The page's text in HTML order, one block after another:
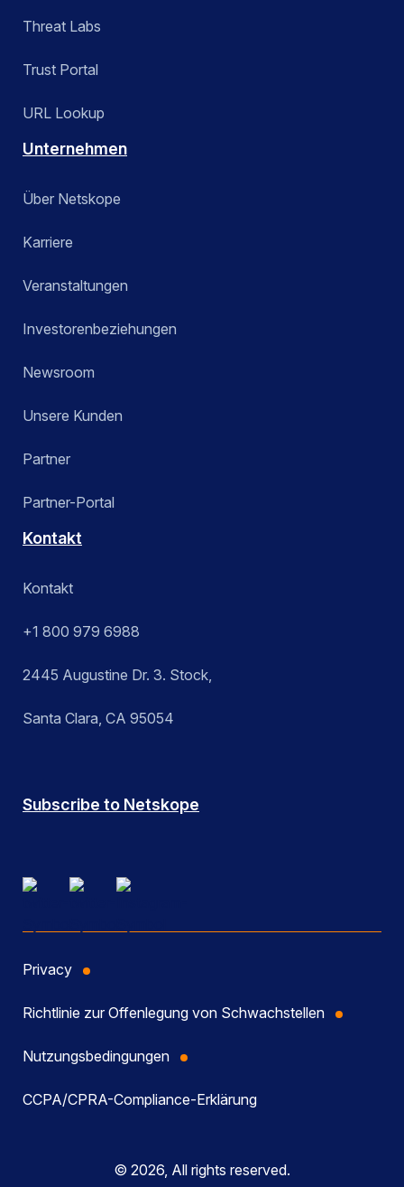
Threat Labs
Trust Portal
URL Lookup
Unternehmen
Über Netskope
Karriere
Veranstaltungen
Investorenbeziehungen
Newsroom
Unsere Kunden
Partner
Partner-Portal
Kontakt
Kontakt
+1 800 979 6988
2445 Augustine Dr. 3. Stock,
Santa Clara, CA 95054
Subscribe to Netskope
Privacy
Richtlinie zur Offenlegung von Schwachstellen
Nutzungsbedingungen
CCPA/CPRA-Compliance-Erklärung
© 2026, All rights reserved.